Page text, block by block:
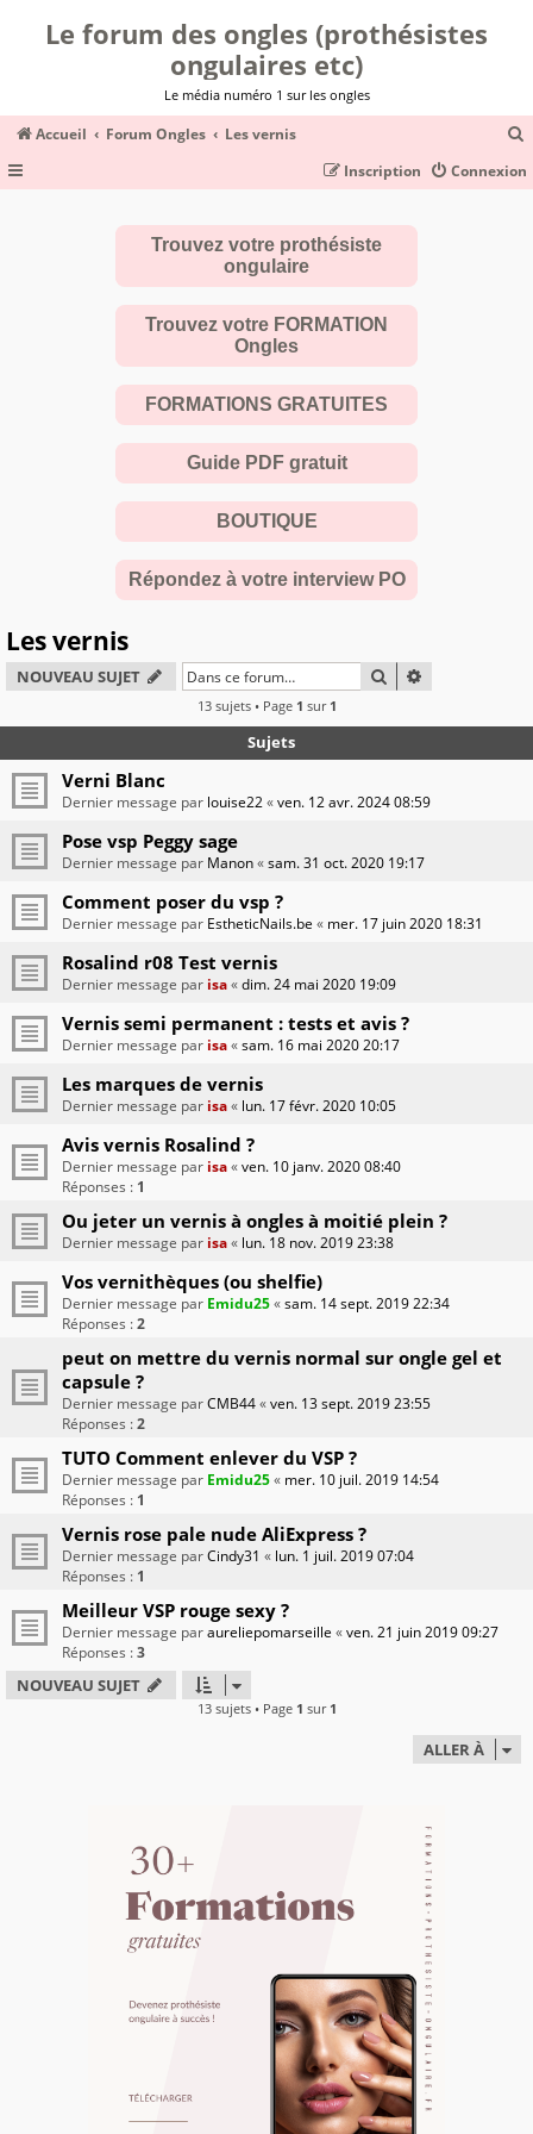
Le forum des ongles (prothésistes
ongulaires etc)
Le média numéro 1 sur les ongles
Accueil Forum Ongles Les vernis
c
Connexion
Inscription
Trouvez votre prothésiste
ongulaire
Trouvez votre FORMATION
Ongles
FORMATIONS GRATUITES
Guide PDF gratuit
BOUTIQUE
Répondez à votre interview PO
Les vernis
NOUVEAU SUJET RECHERCHER
13 sujets • Page 1 sur 1
Sujets
Verni Blanc
Dernier message par louise22«ven. 12 avr. 2024 08:59
Pose vsp Peggy sage
Dernier message par Manon«sam. 31 oct. 2020 19:17
Comment poser du vsp ?
Dernier message par EstheticNails.be « mer. 17 juin 2020 18:31
Rosalind r08 Test vernis
Dernier message par isa«dim. 24 mai 2020 19:09
Vernis semi permanent : tests et avis ?
Dernier message par isa«sam. 16 mai 2020 20:17
Les marques de vernis
Dernier message par isa« lun. 17 févr. 2020 10:05
Avis vernis Rosalind ?
Dernier message par isa«ven. 10 janv. 2020 08:40
Réponses : 1
Ou jeter un vernis à ongles à moitié plein ?
Dernier message par isa« lun. 18 nov. 2019 23:38
Vos vernithèques (ou shelfie)
Dernier message par Emidu25«sam. 14 sept. 2019 22:34
Réponses :2
peut on mettre du vernis normal sur ongle gel et
capsule ?
Dernier message parCMB44«ven. 13 sept. 2019 23:55
Réponses :2
TUTO Comment enlever du VSP ?
Dernier message par Emidu25« mer. 10 juil. 2019 14:54
Réponses : 1
Vernis rose pale nude AliExpress ?
Dernier message parCindy31 « lun. 1 juil. 2019 07:04
Réponses : 1
Meilleur VSP rouge sexy ?
Dernier message paraureliepomarseille «ven. 21 juin 2019 09:27
Réponses :3
NOUVEAU SUJET
13 sujets • Page 1 sur 1
ALLER À